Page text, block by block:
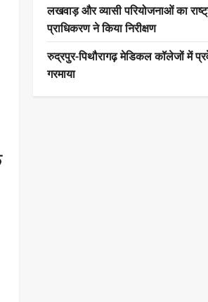
लखवाड़ और व्यासी परियोजनाओं का
प्राधिकरण ने किया निरीक्षण
रुद्रपुर-पिथौरागढ़ मेडिकल कॉलेजों में
गरमाया